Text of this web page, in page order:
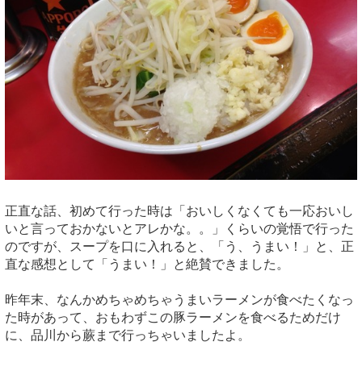
正直な話、初めて行った時は「おいしくなくても一応おいし
いと言っておかないとアレかな。。」くらいの覚悟で行った
のですが、スープを口に入れると、「う、うまい！」と、正
直な感想として「うまい！」と絶賛できました。
昨年末、なんかめちゃめちゃうまいラーメンが食べたくなっ
た時があって、おもわずこの豚ラーメンを食べるためだけ
に、品川から蕨まで行っちゃいましたよ。